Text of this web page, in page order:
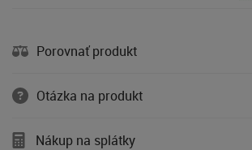
Porovnať produkt
Otázka na produkt
Nákup na splátky